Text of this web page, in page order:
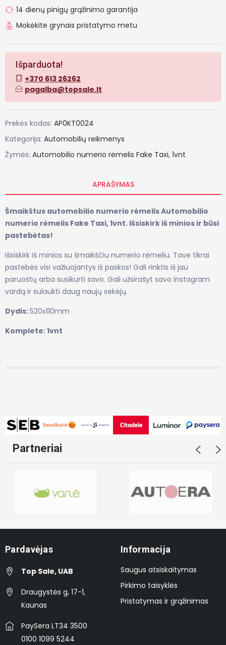
14 dienų pinigų grąžinimo garantija
Mokėkite grynais pristatymo metu
Išparduota!
+370 613 26262
pagalba@topsale.lt
Prekės kodas: AP0KT0024
Kategorija: Automobilių reikmenys
Žymės: Automobilio numerio rėmelis Fake Taxi, 1vnt
APRAŠYMAS
Šmaikštus automobilio numerio rėmelis Automobilio
numerio rėmelis Fake Taxi, 1vnt. Išsiskirk iš minios ir būsi
pastebėtas!
Išsiskirk iš minios su šmaikščiu numerio rėmeliu. Tave tikrai
pastebės visi važiuojantys iš paskos! Gali rinktis iš jau
paruoštų arba susikurti savo. Gali užsirašyt savo instagram
vardą ir sulaukti daug naujų sekėjų.
Dydis:520x110mm
Komplete: 1vnt
Partneriai
Pardavėjas
Top Sale, UAB
Draugystės g, 17-1,
Kaunas
PaySera LT34 3500
0100 1099 5244
Informacija
Saugus atsiskaitymas
Pirkimo taisyklės
Pristatymas ir grąžinimas